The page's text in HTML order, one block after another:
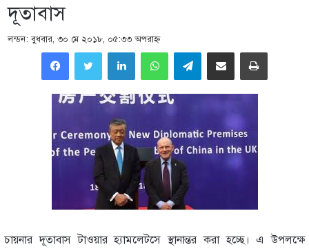
দূতাবাস
লন্ডন: বুধবার, ৩০ মে ২০১৮, ০৫:৩৩ অপরাহ্ণ
LinkedInWhatsAppTelegramShare via Email Print
চায়নার দূতাবাস টাওয়ার হ্যামলেটসে স্থানান্তর করা হচ্ছে। এ উপলক্ষে